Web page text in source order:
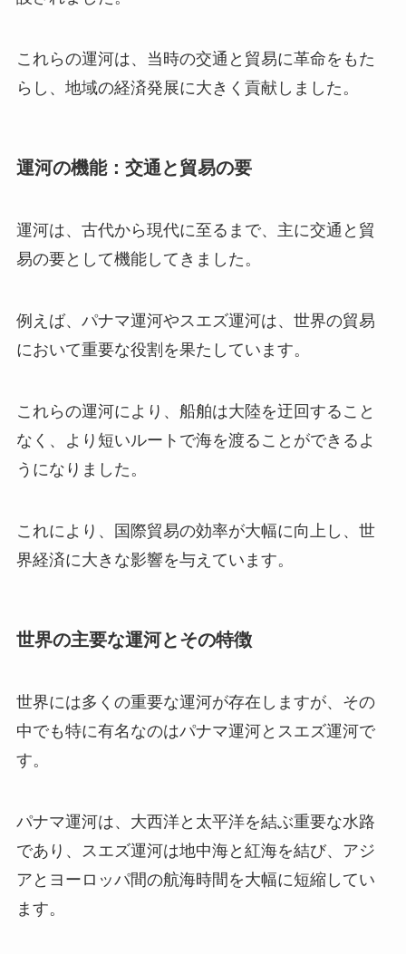
これらの運河は、当時の交通と貿易に革命をもた
らし、地域の経済発展に大きく貢献しました。
運河の機能：交通と貿易の要
運河は、古代から現代に至るまで、主に交通と貿
易の要として機能してきました。
例えば、パナマ運河やスエズ運河は、世界の貿易
において重要な役割を果たしています。
これらの運河により、船舶は大陸を迂回すること
なく、より短いルートで海を渡ることができるよ
うになりました。
これにより、国際貿易の効率が大幅に向上し、世
界経済に大きな影響を与えています。
世界の主要な運河とその特徴
世界には多くの重要な運河が存在しますが、その
中でも特に有名なのはパナマ運河とスエズ運河で
す。
パナマ運河は、大西洋と太平洋を結ぶ重要な水路
であり、スエズ運河は地中海と紅海を結び、アジ
アとヨーロッパ間の航海時間を大幅に短縮してい
ます。